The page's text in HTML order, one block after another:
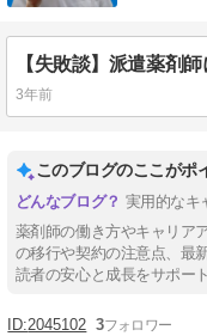
3年前
このブログのここがポ
実用的なキ
薬剤師の働き方やキャリア
の移行や契約の注意点、最
読者の安心と成長をサポー
2045102 3